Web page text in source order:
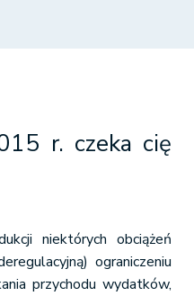
r. czeka cię
niektórych obciążeń
ograniczeniu
przychodu wydatków,